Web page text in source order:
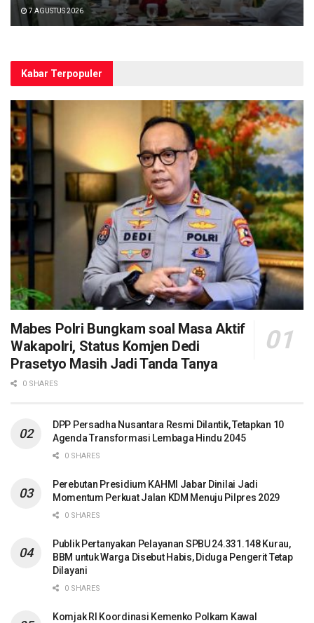
7 AGUSTUS 2026
Kabar Terpopuler
Mabes Polri Bungkam soal Masa Aktif
Wakapolri, Status Komjen Dedi
Prasetyo Masih Jadi Tanda Tanya
0 SHARES
DPP Persadha Nusantara Resmi Dilantik, Tetapkan 10
Agenda Transformasi Lembaga Hindu 2045
0 SHARES
Perebutan Presidium KAHMI Jabar Dinilai Jadi
Momentum Perkuat Jalan KDM Menuju Pilpres 2029
0 SHARES
Publik Pertanyakan Pelayanan SPBU 24.331.148 Kurau,
BBM untuk Warga Disebut Habis, Diduga Pengerit Tetap
Dilayani
0 SHARES
Komjak RI Koordinasi Kemenko Polkam Kawal